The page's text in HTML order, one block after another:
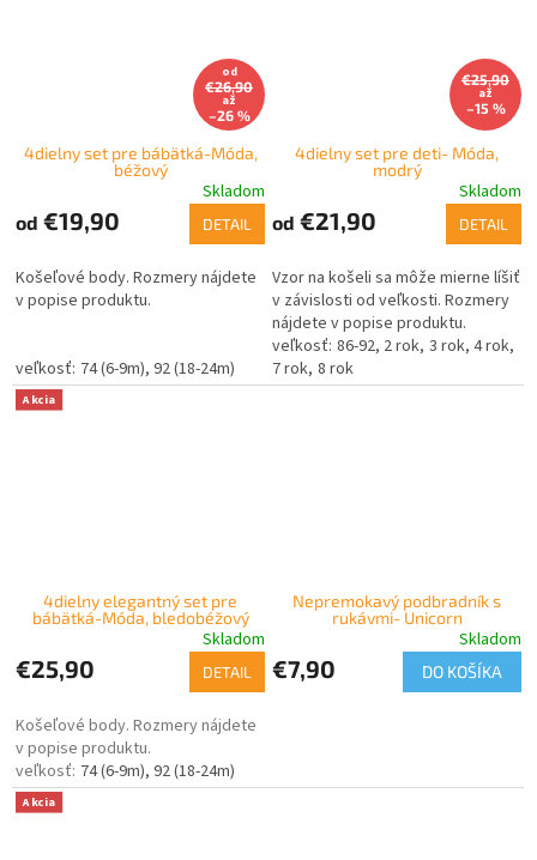
od
€26,90
až
–26 %
4dielny set pre bábätká-Móda,
béžový
Skladom
od €19,90 DETAIL
Košeľové body. Rozmery nájdete
v popise produktu.
74 (6-9m) 92 (18-24m)
€25,90
až
–15 %
4dielny set pre deti- Móda,
modrý
Skladom
od €21,90 DETAIL
Vzor na košeli sa môže mierne líšiť
v závislosti od veľkosti. Rozmery
nájdete v popise produktu.
86-92 2 rok 3 rok 4 rok
7 rok 8 rok
Akcia
4dielny elegantný set pre
bábätká-Móda, bledobéžový
Skladom
€25,90 DETAIL
Košeľové body. Rozmery nájdete
v popise produktu.
74 (6-9m) 92 (18-24m)
Nepremokavý podbradník s
rukávmi- Unicorn
Skladom
€7,90 DO KOŠÍKA
Akcia